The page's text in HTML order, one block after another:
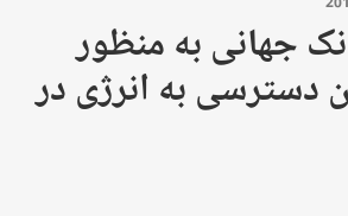
جهانی به منظور
دسترسی به انرژی در